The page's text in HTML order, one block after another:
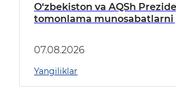
O‘zbekiston va AQSh
tomonlama munosabatlarni
07.08.2026
Yangiliklar